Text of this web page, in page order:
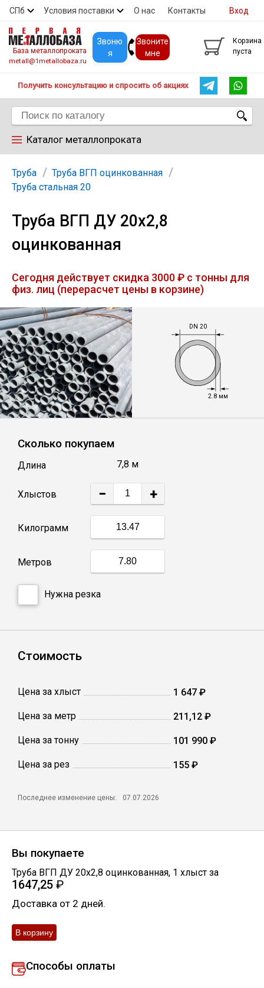
СПб Условия поставки О нас Контакты
Скидки Прайс Покупателям
Вход
База металлопроката
metall@1metallobaza.ru
Звоню
я
Звоните
мне
Корзина
пуста
Получить консультацию и спросить об акциях
Каталог металлопроката
Арматура
Труба
Лист
Уголок
Балка
Швеллер
Квадрат
Полоса
Катанка
Винтовые сваи
Столбы заборные
Электроды
Нержавейка
Труба
Труба ВГП оцинкованная
Труба стальная 20
Труба ВГП ДУ 20х2,8
оцинкованная
Сегодня действует скидка 3000 ₽ с тонны для
физ. лиц (перерасчет цены в корзине)
DN 20
2.8 мм
Сколько покупаем
Длина 7,8 м
Хлыстов − +
Килограмм
Метров
Нужна резка
Стоимость
Цена за хлыст 1 647 ₽
Цена за метр 211,12 ₽
Цена за тонну 101 990 ₽
Цена за рез 155 ₽
Последнее изменение цены: 07.07.2026
Вы покупаете
Труба ВГП ДУ 20х2,8 оцинкованная, 1 хлыст за
1647,25 ₽
Доставка от 2 дней.
Способы оплаты